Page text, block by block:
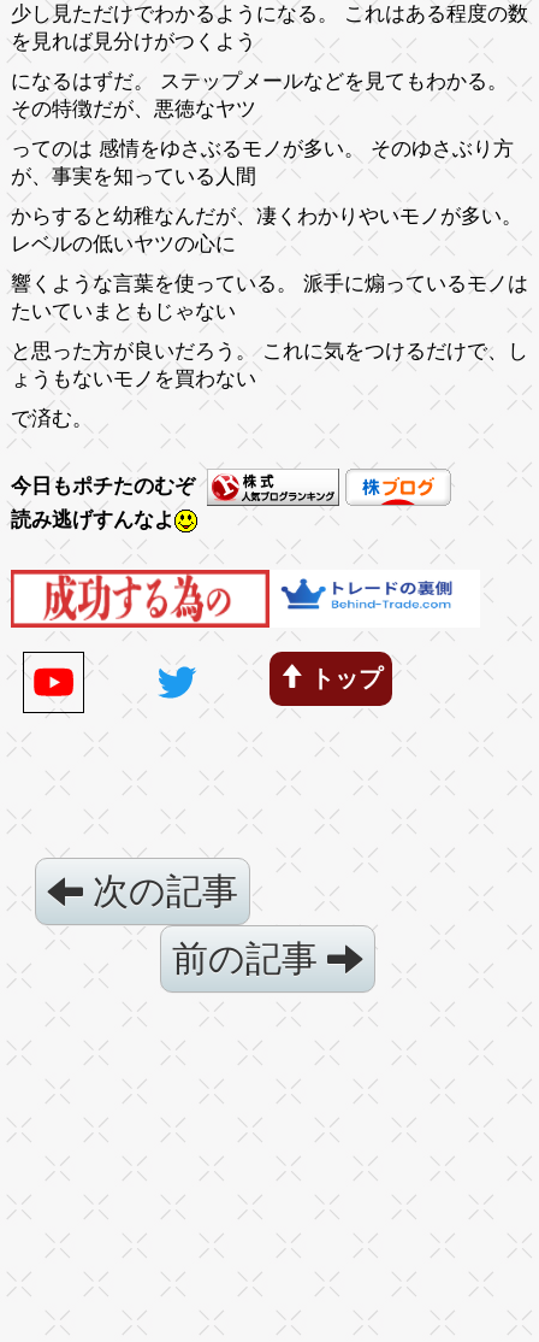
少し見ただけでわかるようになる。 これはある程度の数
を見れば見分けがつくよう
になるはずだ。 ステップメールなどを見てもわかる。
その特徴だが、悪徳なヤツ
ってのは 感情をゆさぶるモノが多い。 そのゆさぶり方
が、事実を知っている人間
からすると幼稚なんだが、凄くわかりやいモノが多い。
レベルの低いヤツの心に
響くような言葉を使っている。 派手に煽っているモノは
たいていまともじゃない
と思った方が良いだろう。 これに気をつけるだけで、し
ょうもないモノを買わない
で済む。
今日もポチたのむぞ
読み逃げすんなよ
トップ
次の記事
前の記事